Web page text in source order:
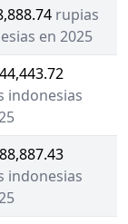
rupias
en 2025
indonesias
indonesias